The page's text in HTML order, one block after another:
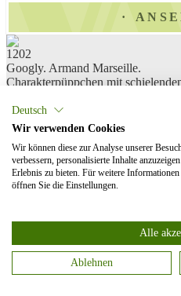
1202
Googly. Armand Marseille.
Charakterpüppchen mit
Stehpuppenkörper mit gemalten
rotgemusterte Schürze, Halstuch
Charakterpüppchen mit festen
Mund, blonder Mohairperücke,
dunkelblauem Samtanzug
Limit 20,00 € Zuschlag 190,00 €
Deutsch
Wir verwenden Cookies
Wir können diese zur Analyse unserer
verbessern, personalisierte Inhalte
Erlebnis zu bieten. Für weitere
öffnen Sie die Einstellungen.
Alle
Ablehnen